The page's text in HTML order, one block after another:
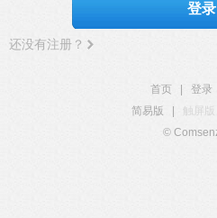
登录
还没有注册？
首页 登录
简易版
触屏版
©